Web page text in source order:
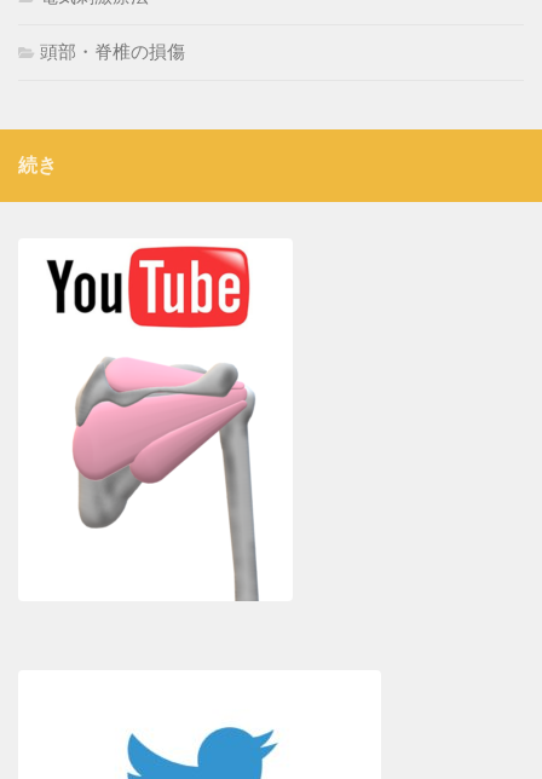
頭部・脊椎の損傷
続き